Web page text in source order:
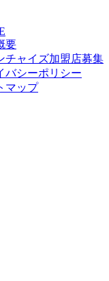
要
チャイズ加盟店募集
バシーポリシー
マップ